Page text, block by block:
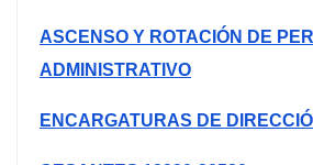
ASCENSO Y ROTACIÓN DE
ADMINISTRATIVO
ENCARGATURAS DE